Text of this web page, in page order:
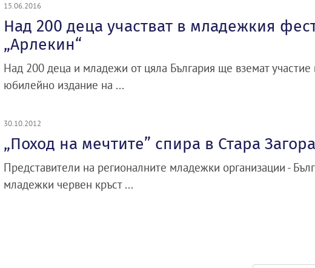
15.06.2016
Над 200 деца участват в младежкия
„Арлекин“
Над 200 деца и младежи от цяла България ще вземат участие
юбилейно издание на ...
30.10.2012
„Поход на мечтите” спира в Стара Загора
Представители на регионалните младежки организации -
младежки червен кръст ...